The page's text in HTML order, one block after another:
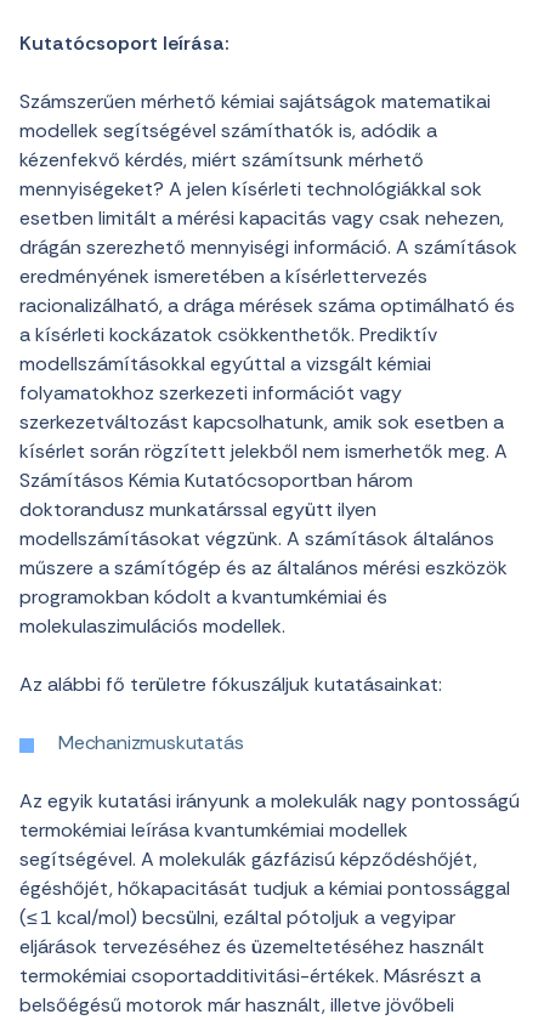
Kutatócsoport leírása:
Számszerűen mérhető kémiai sajátságok matematikai
modellek segítségével számíthatók is, adódik a
kézenfekvő kérdés, miért számítsunk mérhető
mennyiségeket? A jelen kísérleti technológiákkal sok
esetben limitált a mérési kapacitás vagy csak nehezen,
drágán szerezhető mennyiségi információ. A számítások
eredményének ismeretében a kísérlettervezés
racionalizálható, a drága mérések száma optimálható és
a kísérleti kockázatok csökkenthetők. Prediktív
modellszámításokkal egyúttal a vizsgált kémiai
folyamatokhoz szerkezeti információt vagy
szerkezetváltozást kapcsolhatunk, amik sok esetben a
kísérlet során rögzített jelekből nem ismerhetők meg. A
Számításos Kémia Kutatócsoportban három
doktorandusz munkatárssal együtt ilyen
modellszámításokat végzünk. A számítások általános
műszere a számítógép és az általános mérési eszközök
programokban kódolt a kvantumkémiai és
molekulaszimulációs modellek.
Az alábbi fő területre fókuszáljuk kutatásainkat:
Mechanizmuskutatás
Az egyik kutatási irányunk a molekulák nagy pontosságú
termokémiai leírása kvantumkémiai modellek
segítségével. A molekulák gázfázisú képződéshőjét,
égéshőjét, hőkapacitását tudjuk a kémiai pontossággal
(≤ 1 kcal/mol) becsülni, ezáltal pótoljuk a vegyipar
eljárások tervezéséhez és üzemeltetéséhez használt
termokémiai csoportadditivitási-értékek. Másrészt a
belsőégésű motorok már használt, illetve jövőbeli